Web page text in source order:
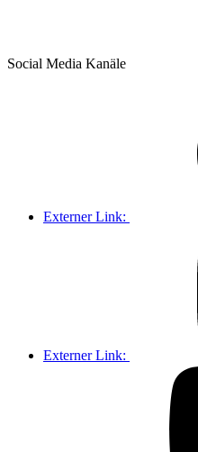
Social Media Kanäle
Externer Link:
Externer Link: